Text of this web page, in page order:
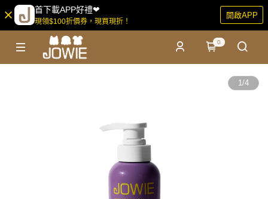
首下載APP好禮❤
現領$100折價券，現買現折！
開啟APP
0
1/4